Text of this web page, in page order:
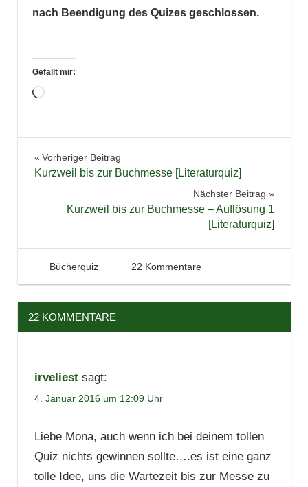
nach Beendigung des Quizes geschlossen.
Gefällt mir:
Wird
Beitragsnavigation
Vorheriger Beitrag
Kurzweil bis zur Buchmesse [Literaturquiz]
Nächster Beitrag
Kurzweil bis zur Buchmesse – Auflösung 1
[Literaturquiz]
4. Januar 2016
Tintenhain
Bücherquiz 22 Kommentare
22 KOMMENTARE
irveliest sagt:
4. Januar 2016 um 12:09 Uhr
Liebe Mona, auch wenn ich bei deinem tollen
Quiz nichts gewinnen sollte….es ist eine ganz
tolle Idee, uns die Wartezeit bis zur Messe zu